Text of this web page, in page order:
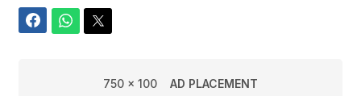
750 x 100 AD PLACEMENT